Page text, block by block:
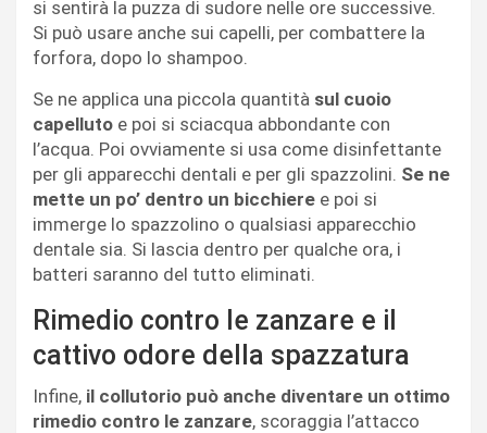
si sentirà la puzza di sudore nelle ore successive.
Si può usare anche sui capelli, per combattere la
forfora, dopo lo shampoo.
Se ne applica una piccola quantità sul cuoio
capelluto e poi si sciacqua abbondante con
l’acqua. Poi ovviamente si usa come disinfettante
per gli apparecchi dentali e per gli spazzolini. Se ne
mette un po’ dentro un bicchiere e poi si
immerge lo spazzolino o qualsiasi apparecchio
dentale sia. Si lascia dentro per qualche ora, i
batteri saranno del tutto eliminati.
Rimedio contro le zanzare e il
cattivo odore della spazzatura
Infine, il collutorio può anche diventare un ottimo
rimedio contro le zanzare, scoraggia l’attacco